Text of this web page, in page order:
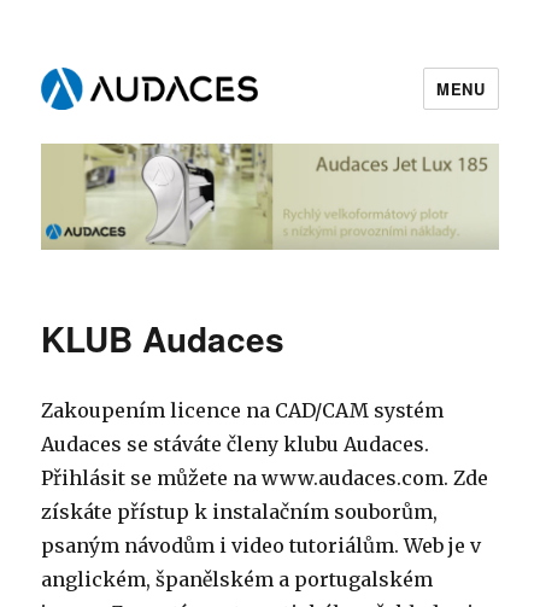
Audaces.cz
MENU
KLUB Audaces
Zakoupením licence na CAD/CAM systém
Audaces se stáváte členy klubu Audaces.
Přihlásit se můžete na www.audaces.com. Zde
získáte přístup k instalačním souborům,
psaným návodům i video tutoriálům. Web je v
anglickém, španělském a portugalském